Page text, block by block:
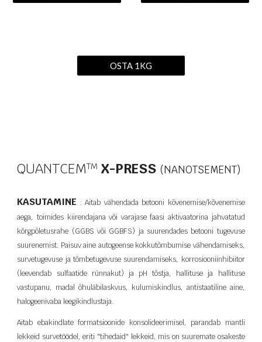
OSTA 1KG
QUANTCEMT​M X-PRESS (NANOTSEMENT)
KASUTAMINE : Aitab vähendada betooni kõvenemise/kõvenemise
aega, toimides kiirendajana või varajase faasi aktivaatorina jahvatatud
kõrgpõletusrahe (GGBS või GGBFS) ja suurendades betooni tugevuse
suurenemist. Paisuv aine autogeense kokkutõmbumise vähendamiseks,
survetugevuse ja tõmbetugevuse suurendamiseks, korrosiooniinhibiitor
(leevendab sulfaatide rünnakut) ja pH tõstja, hallituse ja hallituse
vastupanu, madal õhuläbilaskvus, kulumiskindlus, antistaatiline aine,
halogeenivaba leegikindlustaja.
Aitab ebakindlate formatsioonide konsolideerimisel, parandab mantli
lekkeid survetöödel, eriti "tihedaid" lekkeid, mis on suuremate osakeste